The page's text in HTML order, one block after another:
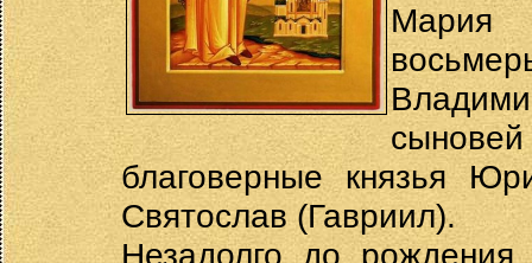
Мария
благоверные князья
Святослав (Гавриил).
Незадолго до рождения